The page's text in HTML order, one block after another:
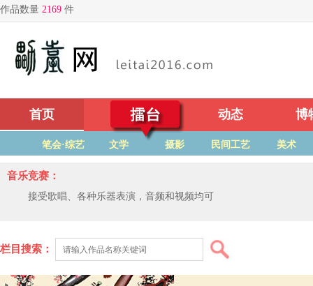
首页 擂台 动态 博
笔会·综艺 文学 摄影 民间工艺 美术
音乐竞赛：
接受歌唱、各种乐器表演，音频和视频均可
栏目搜索：